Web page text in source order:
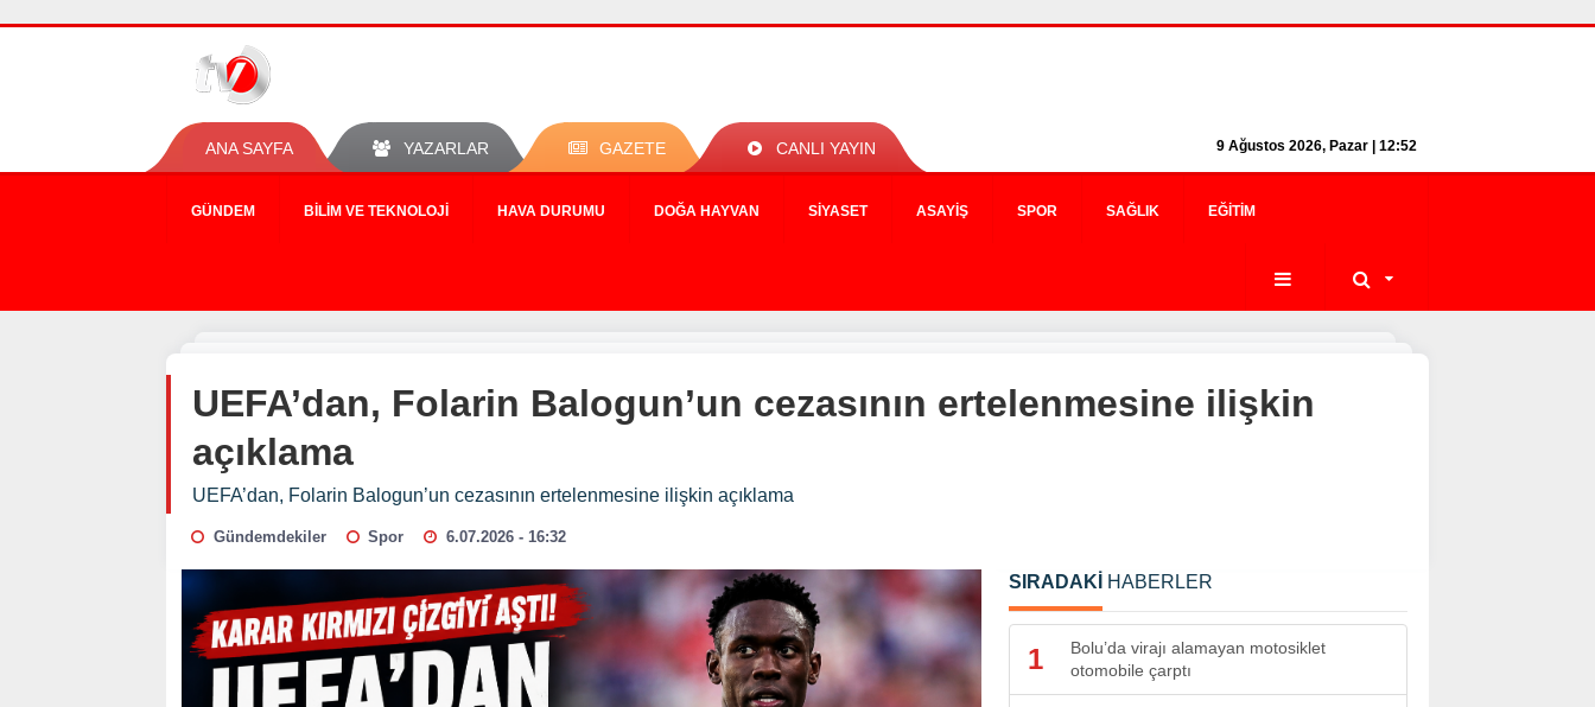
ANA SAYFA YAZARLAR GAZETE CANLI YAYIN 9 Ağustos 2026, Pazar | 12:52
GÜNDEM BILIM VE TEKNOLOJI HAVA DURUMU DOĞA HAYVAN SIYASET ASAYIŞ SPOR SAĞLIK EĞITIM
UEFA’dan, Folarin Balogun’un cezasının ertelenmesine ilişkin
açıklama
UEFA’dan, Folarin Balogun’un cezasının ertelenmesine ilişkin açıklama
Gündemdekiler Spor 6.07.2026 - 16:32
SIRADAKİ HABERLER
1
Bolu’da virajı alamayan motosiklet
otomobile çarptı